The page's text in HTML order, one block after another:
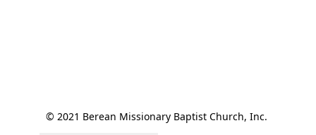
© 2021 Berean Missionary Baptist Church, Inc.